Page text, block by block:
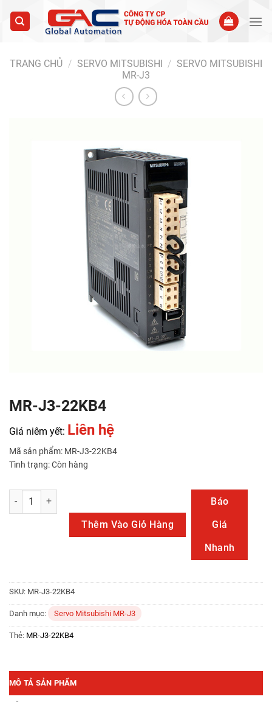
TRANG CHỦ / SERVO MITSUBISHI / SERVO MITSUBISHI
MR-J3
MR-J3-22KB4
Giá niêm yết: Liên hệ
Mã sản phẩm: MR-J3-22KB4
Tình trạng: Còn hàng
MR-J3-22KB4 số lượng
Thêm Vào Giỏ Hàng
Báo
Giá
Nhanh
SKU: MR-J3-22KB4
Danh mục: Servo Mitsubishi MR-J3
Thẻ: MR-J3-22KB4
MÔ TẢ SẢN PHẨM